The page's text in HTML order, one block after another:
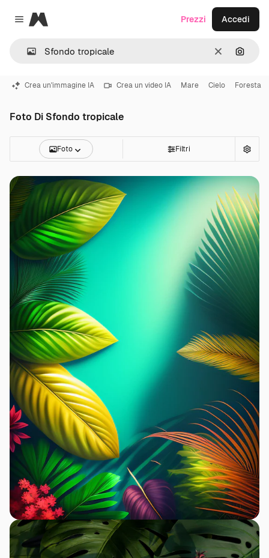
Close menu
Magnific
CancellaCerca
Prezzi Accedi
Crea un'immagine IA Crea un video IA Mare Cielo Foresta
Foto Di Sfondo tropicale
Foto Filtri